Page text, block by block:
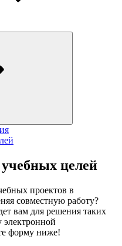
целей
проектов в
совместную работу?
вам для решения таких
электронной
форму ниже!